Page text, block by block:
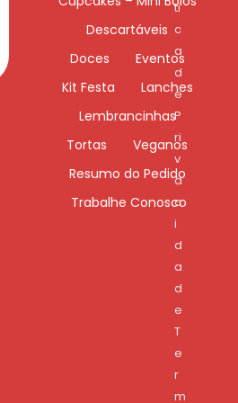
Descartáveis
Doces
Eventos
Kit Festa
Lanches
Lembrancinhas
Tortas
Veganos
Resumo do Pedido
Trabalhe Conosco
ti
c
a
d
e
P
ri
v
a
c
i
d
a
d
e
T
e
r
m